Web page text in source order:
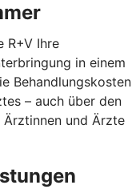
R+V Ihre
in einem
Behandlungskosten
– auch über den
und Ärzte